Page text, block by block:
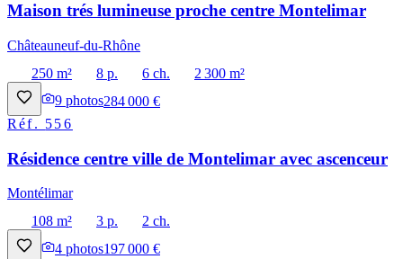
Maison trés lumineuse proche centre Montelimar
Châteauneuf-du-Rhône
250 m²
8 p. 6 ch.
2 300 m²
9 photos284 000 €
Réf. 556
Résidence centre ville de Montelimar avec ascenceur
Montélimar
108 m²
3 p.
2 ch.
4 photos197 000 €